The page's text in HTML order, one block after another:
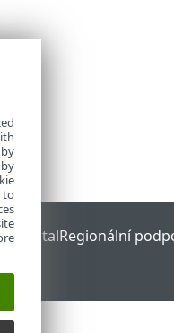
PortalRegionální
to